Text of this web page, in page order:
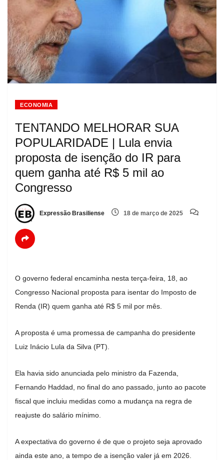
ECONOMIA
TENTANDO MELHORAR SUA
POPULARIDADE | Lula envia
proposta de isenção do IR para
quem ganha até R$ 5 mil ao
Congresso
Expressão Brasiliense 18 de março de 2025
O governo federal encaminha nesta terça-feira, 18, ao
Congresso Nacional proposta para isentar do Imposto de
Renda (IR) quem ganha até R$ 5 mil por mês.
A proposta é uma promessa de campanha do presidente
Luiz Inácio Lula da Silva (PT).
Ela havia sido anunciada pelo ministro da Fazenda,
Fernando Haddad, no final do ano passado, junto ao pacote
fiscal que incluiu medidas como a mudança na regra de
reajuste do salário mínimo.
A expectativa do governo é de que o projeto seja aprovado
ainda este ano, a tempo de a isenção valer já em 2026.